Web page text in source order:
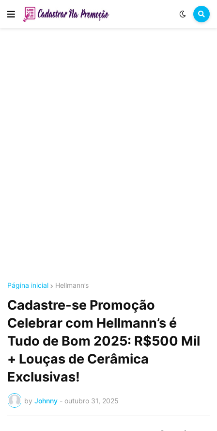
Página inicial Hellmann’s
Cadastre-se Promoção
Celebrar com Hellmann’s é
Tudo de Bom 2025: R$500 Mil
+ Louças de Cerâmica
Exclusivas!
by Johnny - outubro 31, 2025